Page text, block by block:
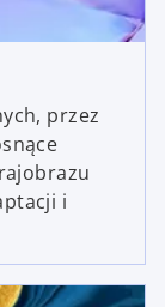
przez
i